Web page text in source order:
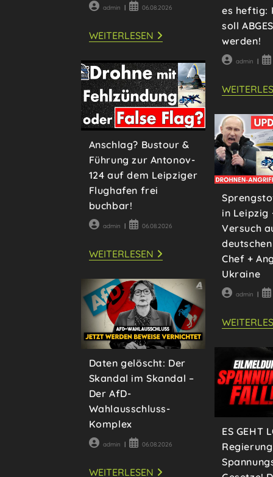
Beitrags-
admin
Beitrag06.08.2026
WEITERLESENTACHELES
#
–
TEASER
es heftig:
soll
werden!
Beitrags-
admin
Anschlag? Bustour &
Führung zur Antonov-
124 auf dem Leipziger
Flughafen frei
buchbar!
Beitrags-
admin
Beitrag06.08.2026
WEITERLESENANSCHLAG?
BUSTOUR
FÜHRUNG
ZUR
ANTONOV-
124
AUF
DEM
LEIPZIGER
FLUGHAFEN
FREI
in Leipzig
Versuch
Chef +
Ukraine
Beitrags-
admin
Daten gelöscht: Der
Skandal im Skandal –
Der AfD-
Wahlausschluss-
Komplex
Beitrags-
admin
Beitrag06.08.2026
WEITERLESENDATEN
ES GEHT